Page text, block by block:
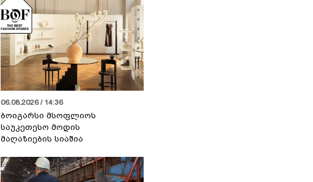
06.08.2026 / 14:36
ბოიგარსი მსოფლიოს
საუკეთესო მოდის
მაღაზიების სიაშია